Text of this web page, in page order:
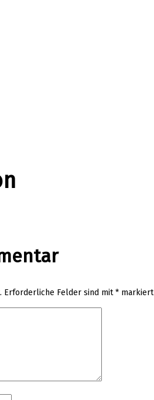
Erforderliche Felder sind mit* markiert